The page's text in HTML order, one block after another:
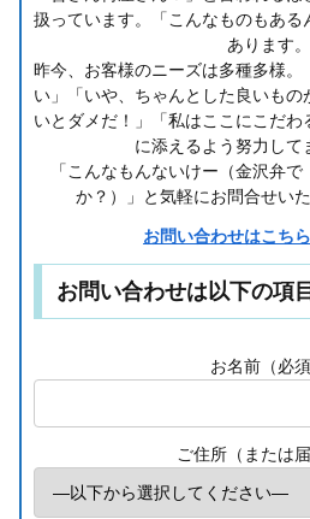
扱っています。「こんなものもある
あります。
昨今、お客様のニーズは多種多様。
い」「いや、ちゃんとした良いも
いとダメだ！」「私はここにこだ
に添えるよう努力して
「こんなもんないけー（金沢弁
か？）」と気軽にお問合せい
お問い合わせはこち
お問い合わせは以下の項
お名前（必須
ご住所（または届